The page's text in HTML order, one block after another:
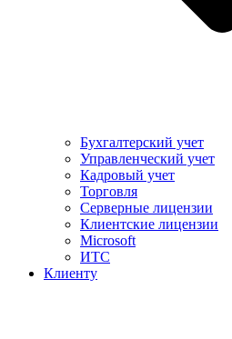
Бухгалтерский учет
Управленческий учет
Кадровый учет
Торговля
Серверные лицензии
Клиентские лицензии
Microsoft
ИТС
Клиенту